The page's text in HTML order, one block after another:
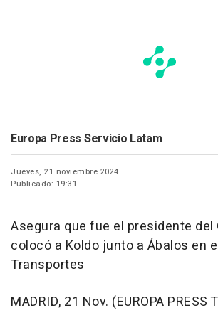
Europa Press Servicio Latam
Jueves, 21 noviembre 2024
Publicado: 19:31
Asegura que fue el presidente del
colocó a Koldo junto a Ábalos en
Transportes
MADRID, 21 Nov. (EUROPA PRESS